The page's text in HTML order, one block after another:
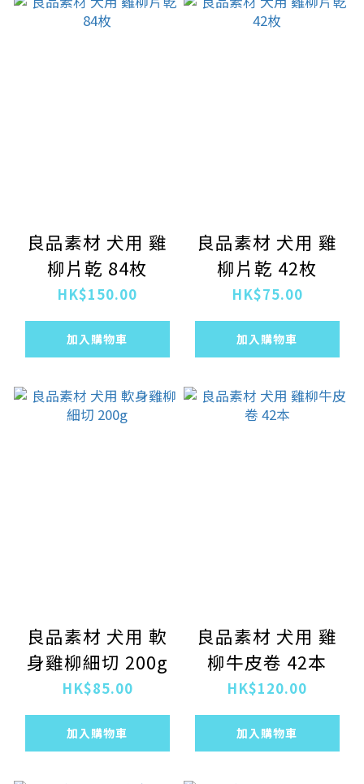
良品素材 犬用 雞
柳片乾 84枚
HK$150.00
加入購物車
良品素材 犬用 雞
柳片乾 42枚
HK$75.00
加入購物車
良品素材 犬用 軟
身雞柳細切 200g
HK$85.00
加入購物車
良品素材 犬用 雞
柳牛皮卷 42本
HK$120.00
加入購物車